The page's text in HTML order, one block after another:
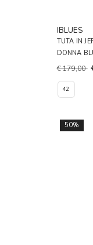
IBLUES
TUTA IN
DONNA
€ 179,00
42
50%